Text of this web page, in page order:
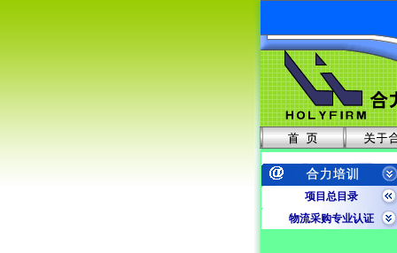
项目总目录
物流采购专业认证